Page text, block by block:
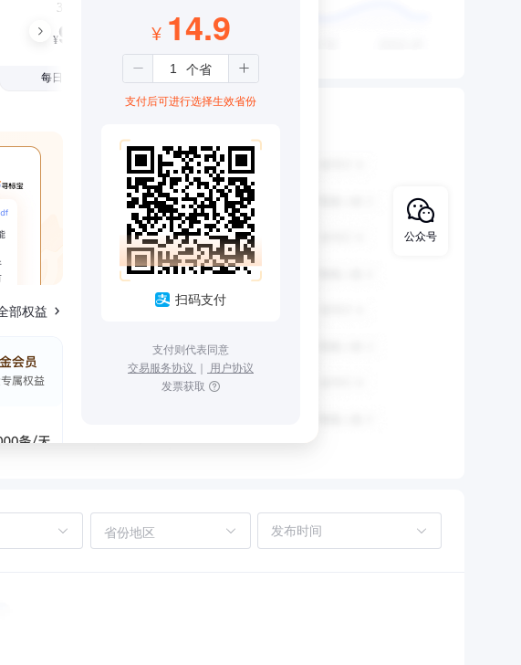
3个月
¥99
每日仅1.08元
部权益
¥ 14.9
支付后可进行选择生效省份
扫码支付
支付则代表同意
交易服务协议 ｜ 用户协议
发票获取
省份地区
公众号